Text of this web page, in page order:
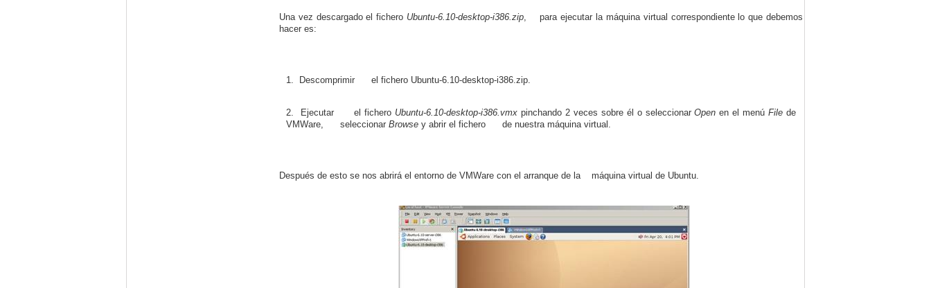
Una vez descargado el fichero Ubuntu-6.10-desktop-i386.zip, para ejecutar la máquina virtual correspondiente lo que debemos
hacer es:
1. Descomprimir el fichero Ubuntu-6.10-desktop-i386.zip.
2. Ejecutar el fichero Ubuntu-6.10-desktop-i386.vmx pinchando 2 veces sobre él o seleccionarOpen en el menúFile de
VMWare, seleccionar Browse y abrir el fichero de nuestra máquina virtual.
Después de esto se nos abrirá el entorno de VMWare con el arranque de la máquina virtual de Ubuntu.